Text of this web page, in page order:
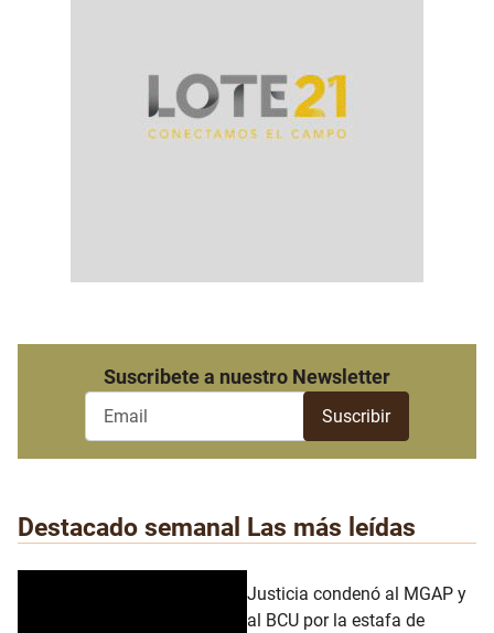
Suscribete a nuestro Newsletter
Destacado semanal Las más leídas
Justicia condenó al MGAP y
al BCU por la estafa de